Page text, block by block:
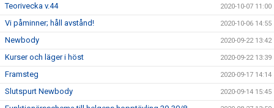
Teorivecka v.44 2020-10-07 11:00
Vi påminner; håll avstånd! 2020-10-06 14:55
Newbody 2020-09-22 13:42
Kurser och läger i höst 2020-09-22 13:39
Framsteg 2020-09-17 14:14
Slutspurt Newbody 2020-09-14 15:45